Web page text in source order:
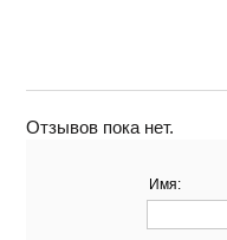
Отзывов пока нет.
Имя: